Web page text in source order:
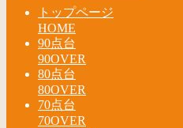
トップページ
HOME
90点台
90OVER
80点台
80OVER
70点台
70OVER